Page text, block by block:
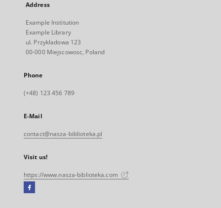
Address
Example Institution
Example Library
ul. Przykladowa 123
00-000 Miejscowosc, Poland
Phone
(+48) 123 456 789
E-Mail
contact@nasza-biblioteka.pl
Visit us!
https://www.nasza-biblioteka.com
Facebook